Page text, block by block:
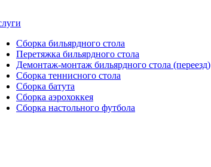
Сборка бильярдного стола
Перетяжка бильярдного стола
Демонтаж-монтаж бильярдного стола (переезд)
Сборка теннисного стола
Сборка батута
Сборка аэрохоккея
Сборка настольного футбола